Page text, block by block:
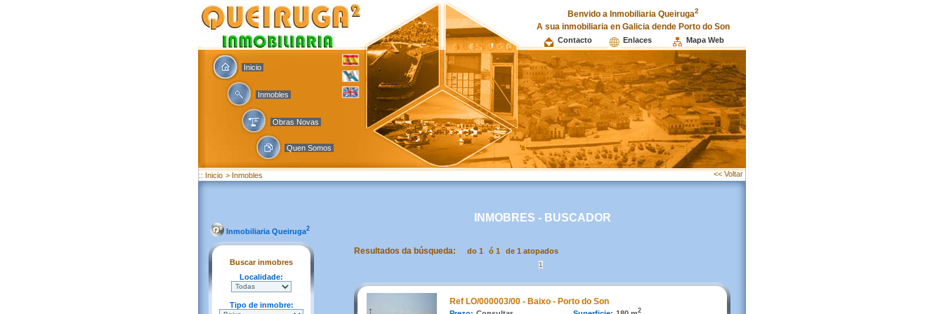
Benvido a Inmobiliaria Queiruga2
A sua inmobiliaria en Galicia dende Porto do Son
Contacto Enlaces Mapa Web
Inicio
Inmobles
Obras Novas
Quen Somos
:: Inicio > Inmobles << Voltar
Inmobiliaria Queiruga2
Buscar inmobres
Localidade:
Tipo de inmobre:
INMOBRES - BUSCADOR
Resultados da búsqueda: do 1 ó 1 de 1 atopados
1
Ref LO/000003/00 - Baixo - Porto do Son
2